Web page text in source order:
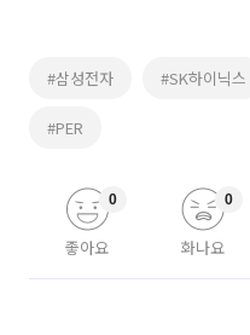
#삼성전자 #SK하이닉스
#PER
좋아요
0
화나요
0